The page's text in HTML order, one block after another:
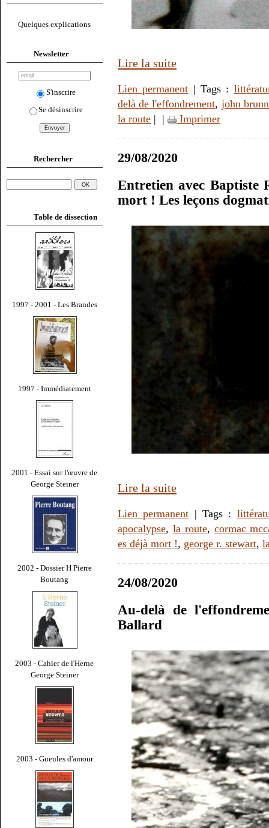
Quelques explications
Newsletter
S'inscrire
Se désinscrire
Rechercher
Table de dissection
1997 - 2001 - Les Brandes
1997 - Immédiatement
2001 - Essai sur l'œuvre de
George Steiner
2002 - Dossier H Pierre
Boutang
2003 - Cahier de l'Herne
George Steiner
2003 - Gueules d'amour
Lire la suite
Lien permanent | Tags :
delà de l'effondrement, john
la route | | Imprimer
29/08/2020
Entretien avec Baptiste
mort ! Les leçons
Lire la suite
Lien permanent | Tags :
apocalypse, la route, cormac
es déjà mort !, george r. stewart,
24/08/2020
Au-delà de
Ballard